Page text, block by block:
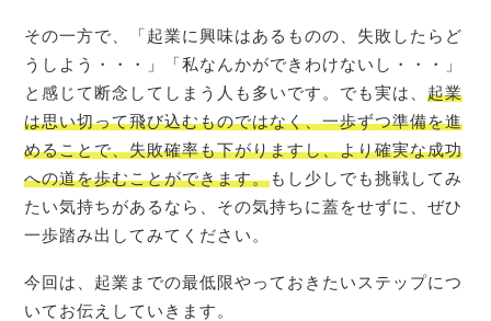
その一方で、「起業に興味はあるものの、失敗したらど
うしよう・・・」「私なんかができわけないし・・・」
と感じて断念してしまう人も多いです。でも実は、起業
は思い切って飛び込むものではなく、一歩ずつ準備を進
めることで、失敗確率も下がりますし、より確実な成功
への道を歩むことができます。もし少しでも挑戦してみ
たい気持ちがあるなら、その気持ちに蓋をせずに、ぜひ
一歩踏み出してみてください。
今回は、起業までの最低限やっておきたいステップにつ
いてお伝えしていきます。